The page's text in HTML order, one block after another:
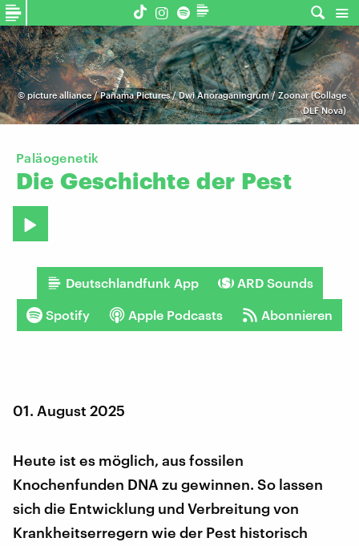
©picture alliance / Panama Pictures / Dwi Anoraganingrum / Zoonar (Collage
DLF Nova)
Paläogenetik
Die Geschichte der Pest
Deutschlandfunk App ARD Sounds
Spotify Apple Podcasts Abonnieren
01. August 2025
Heute ist es möglich, aus fossilen
Knochenfunden DNA zu gewinnen. So lassen
sich die Entwicklung und Verbreitung von
Krankheitserregern wie der Pest historisch